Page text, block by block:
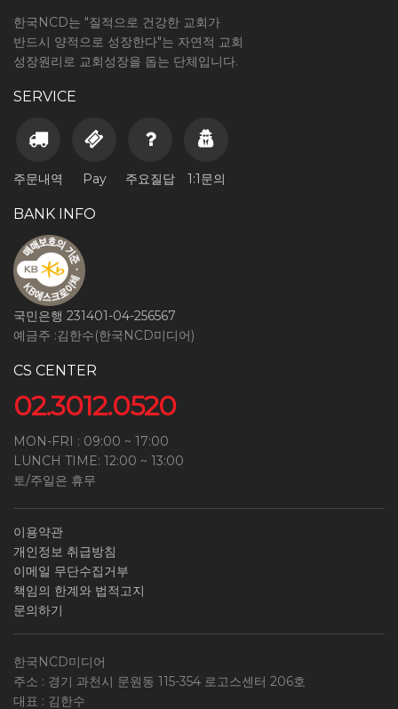
한국NCD는 "질적으로 건강한 교회가
반드시 양적으로 성장한다"는 자연적 교회
성장원리로 교회성장을 돕는 단체입니다.
SERVICE
주문내역 Pay 주요질답 1:1문의
BANK INFO
국민은행 231401-04-256567
예금주 :김한수(한국NCD미디어)
CS CENTER
02.3012.0520
MON-FRI : 09:00 ~ 17:00
LUNCH TIME: 12:00 ~ 13:00
토/주일은 휴무
이용약관
개인정보 취급방침
이메일 무단수집거부
책임의 한계와 법적고지
문의하기
한국NCD미디어
주소 : 경기 과천시 문원동 115-354 로고스센터 206호
대표 : 김한수